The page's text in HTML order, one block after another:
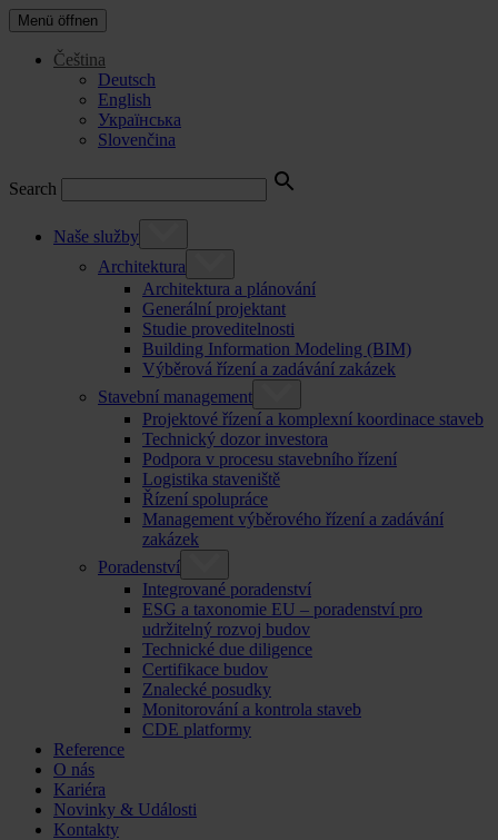
Menü öffnen
Čeština
Deutsch
English
Українська
Slovenčina
Search
Naše služby
Architektura
Architektura a plánování
Generální projektant
Studie proveditelnosti
Building Information Modeling (BIM)
Výběrová řízení a zadávání zakázek
Stavební management
Projektové řízení a komplexní koordinace staveb
Technický dozor investora
Podpora v procesu stavebního řízení
Logistika staveniště
Řízení spolupráce
Management výběrového řízení a zadávání
zakázek
Poradenství
Integrované poradenství
ESG a taxonomie EU – poradenství pro
udržitelný rozvoj budov
Technické due diligence
Certifikace budov
Znalecké posudky
Monitorování a kontrola staveb
CDE platformy
Reference
O nás
Kariéra
Novinky & Události
Kontakty